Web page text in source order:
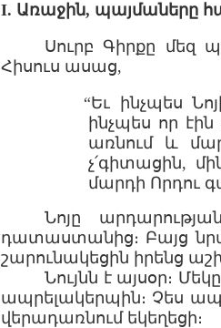
I. Առաջին, պայմաները
Սուրբ Գիրքը մեզ
Հիսուս ասաց,
“Եւ ինչպես
ինչպես որ
առնում և
չ՛գիտացին,
մարդի Որդու
Նոյը
դատաստանից։ Բայց
շարունակեցին իրենց
Նույնն է այսօր։
ապրելակերպին։ Չես
վերադառնում եկեղեցի։